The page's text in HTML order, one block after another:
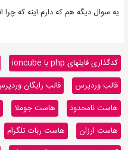
یه سوال دیگه هم که دارم اینه که چرا
کدگذاری فایلهای php با ioncube
قالب وردپرس
قالب رایگان
هاست نامحدود
هاست جوملا
هاست ارزان
هاست ربات تلگرام